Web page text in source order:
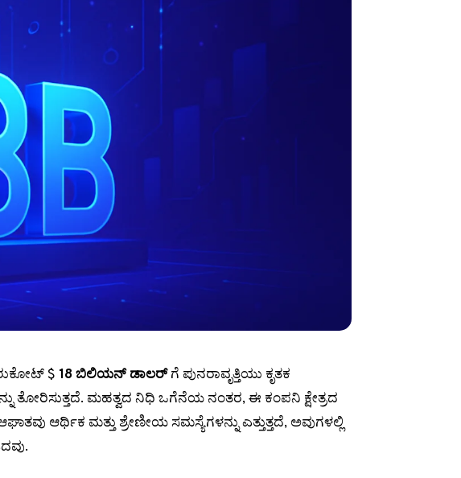
$ 18 ಬಿಲಿಯನ್ ಡಾಲರ್ಗೆ ಪುನರಾವೃತ್ತಿಯು ಕೃತಕ
ತೋರಿಸುತ್ತದೆ. ಮಹತ್ವದ ನಿಧಿ ಒಗೆನೆಯ ನಂತರ, ಈ ಕಂಪನಿ ಕ್ಷೇತ್ರದ
ಆರ್ಥಿಕ ಮತ್ತು ಶ್ರೇಣೀಯ ಸಮಸ್ಯೆಗಳನ್ನು ಎತ್ತುತ್ತದೆ, ಅವುಗಳಲ್ಲಿ